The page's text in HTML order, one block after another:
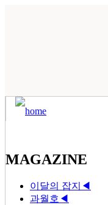
MAGAZINE
이달의 잡지 ◀
과월호 ◀